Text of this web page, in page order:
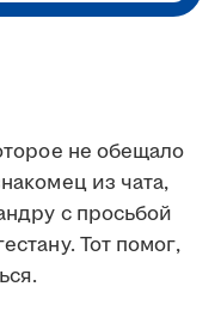
не обещало
из чата,
с просьбой
Тот помог,